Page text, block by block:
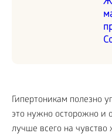
Гипертоникам полезно
это нужно осторожно и
лучше всего на